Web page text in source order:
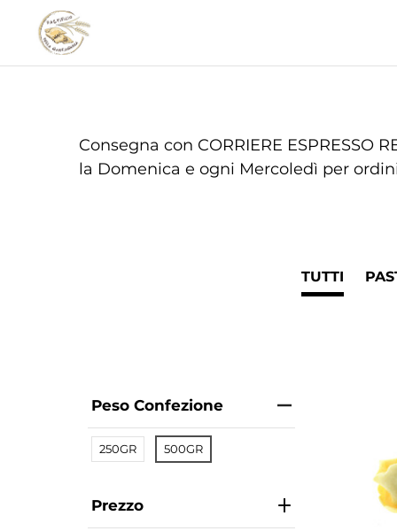
Consegna con CORRIERE
la Domenica e ogni Mercoledì per
TUTTI
Peso Confezione
250GR 500GR
Prezzo